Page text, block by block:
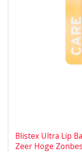
Blistex Ultra Lip
Zeer Hoge